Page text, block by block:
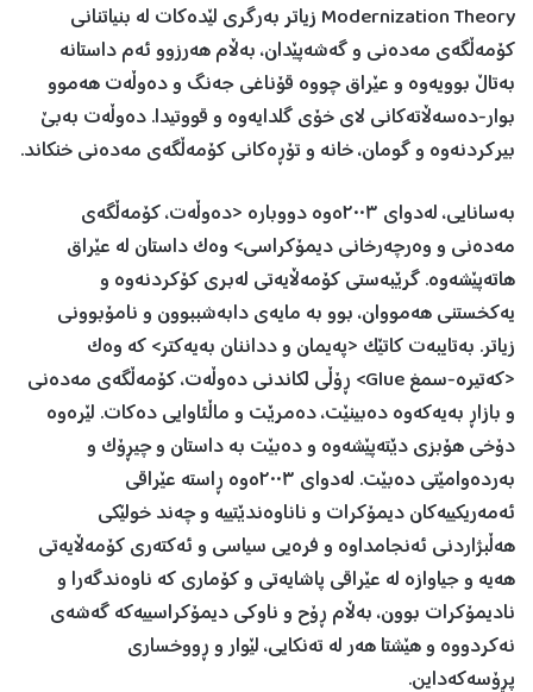
Modernization Theory زیاتر بەرگری لێدەکات لە بنیاتنانی
کۆمەڵگەی مەدەنی و گەشەپێدان، بەڵام هەرزوو ئەم داستانە
بەتاڵ بوویەوە و عێراق چووە قۆناغی جەنگ و دەوڵەت هەموو
بوار-دەسەڵاتەکانی لای خۆی گلدایەوە و قووتیدا. دەوڵەت بەبێ
بیرکردنەوە و گومان، خانە و تۆڕەکانی کۆمەڵگەی مەدەنی خنکاند.
بەسانایی، لەدوای ٢٠٠٣ەوە دووبارە <دەوڵەت، کۆمەڵگەی
مەدەنی و وەرچەرخانی دیمۆکراسی> وەک داستان لە عێراق
هاتەپێشەوە. گرێبەستی کۆمەڵایەتی لەبری کۆکردنەوە و
یەکخستنی هەمووان، بوو بە مایەی دابەشببوون و نامۆبوونی
زیاتر. بەتایبەت کاتێک <پەیمان و دداننان بەیەکتر> کە وەک
<کەتیرە-سمغ Glue> ڕۆڵی لکاندنی دەوڵەت، کۆمەڵگەی مەدەنی
و بازاڕ بەیەکەوە دەبینێت، دەمرێت و ماڵئاوایی دەکات. لێرەوە
دۆخی هۆبزی دێتەپێشەوە و دەبێت بە داستان و چیڕۆک و
بەردەوامێتی دەبێت. لەدوای ٢٠٠٣ەوە ڕاستە عێراقی
ئەمەریکییەکان دیمۆکرات و ناناوەندێتییە و چەند خولێکی
هەڵبژاردنی ئەنجامداوە و فرەیی سیاسی و ئەکتەری کۆمەڵایەتی
هەیە و جیاوازە لە عێراقی پاشایەتی و کۆماری کە ناوەندگەرا و
نادیمۆکرات بوون، بەڵام ڕۆح و ناوکی دیمۆکراسییەکە گەشەی
نەکردووە و هێشتا هەر لە تەنکایی، لێوار و ڕووخساری
پڕۆسەکەداین.